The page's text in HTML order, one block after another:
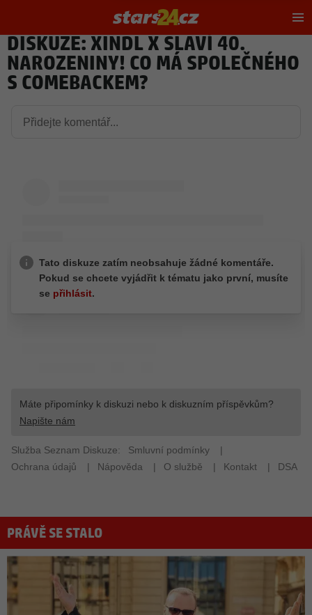
DISKUZE: XINDL X SLAVÍ 40.
NAROZENINY! CO MÁ SPOLEČNÉHO
S COMEBACKEM?
PRÁVĚ SE STALO